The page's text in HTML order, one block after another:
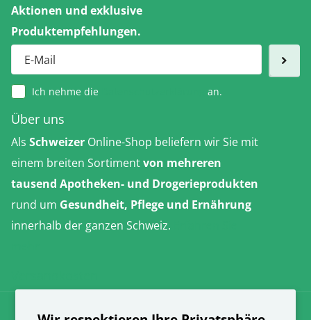
Aktionen und exklusive
Produktempfehlungen.
Ich nehme die an.
Über uns
Als Schweizer Online-Shop beliefern wir Sie mit
einem breiten Sortimentvon mehreren
tausend Apotheken- und Drogerieprodukten
rund um Gesundheit, Pflege und Ernährung
innerhalb der ganzen Schweiz.